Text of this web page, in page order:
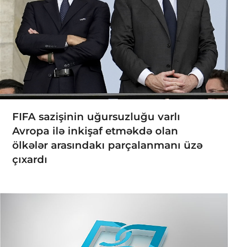
FIFA sazişinin uğursuzluğu varlı
Avropa ilə inkişaf etməkdə olan
ölkələr arasındakı parçalanmanı üzə
çıxardı